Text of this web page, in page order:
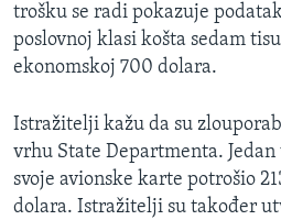
SLOBODA MEDIJA
ŽENSKA STRANA
MAGAZIN
O GLASU AMERIKE
trošku se radi pokazuje
poslovnoj klasi košta sedam
ekonomskoj 700 dolara.
Istražitelji kažu da su
vrhu State Departmenta.
svoje avionske karte potrošio
dolara. Istražitelji su također